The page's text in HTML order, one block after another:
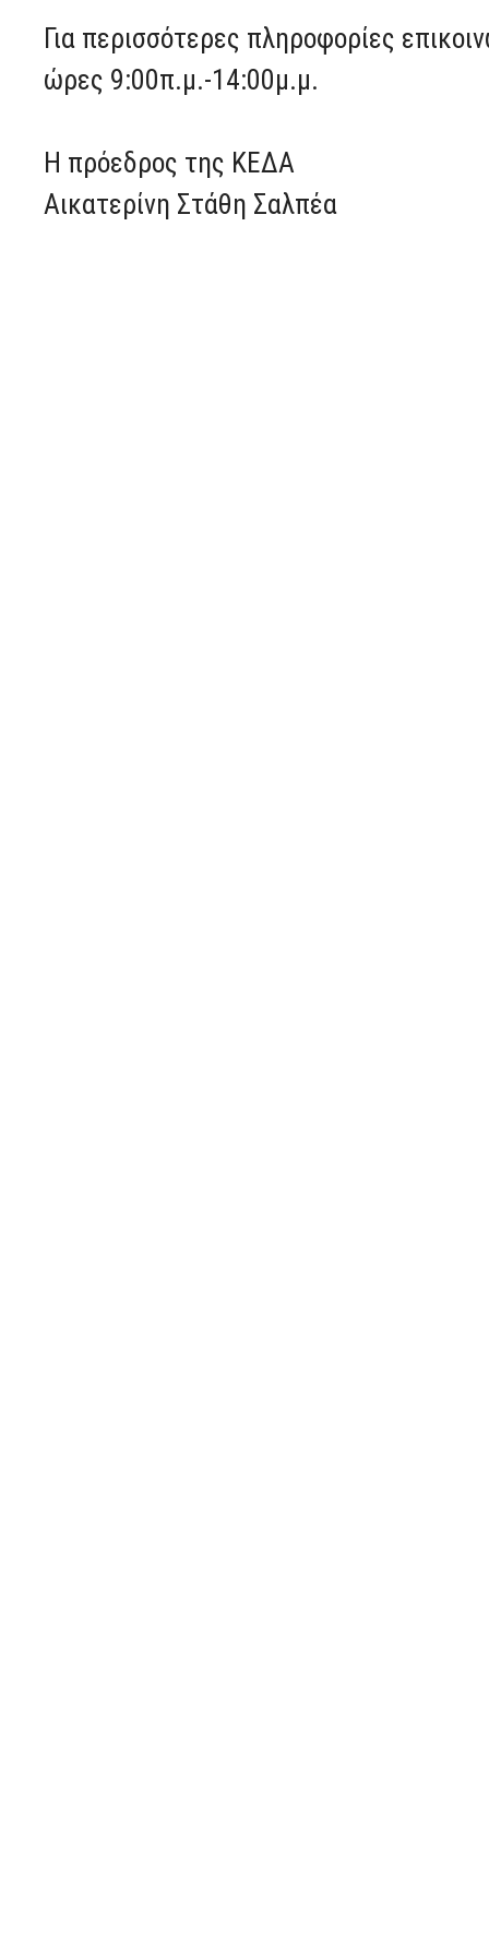
Για περισσότερες πληροφορίες
ώρες 9:00π.μ.-14:00μ.μ.
Η πρόεδρος της ΚΕΔΑ
Αικατερίνη Στάθη Σαλπέα